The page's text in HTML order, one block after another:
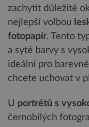
zachytit důležité
nejlepší volbou
fotopapír. Tento
a syté barvy s
ideální pro
chcete uchovat v
U portrétů s
černobílých